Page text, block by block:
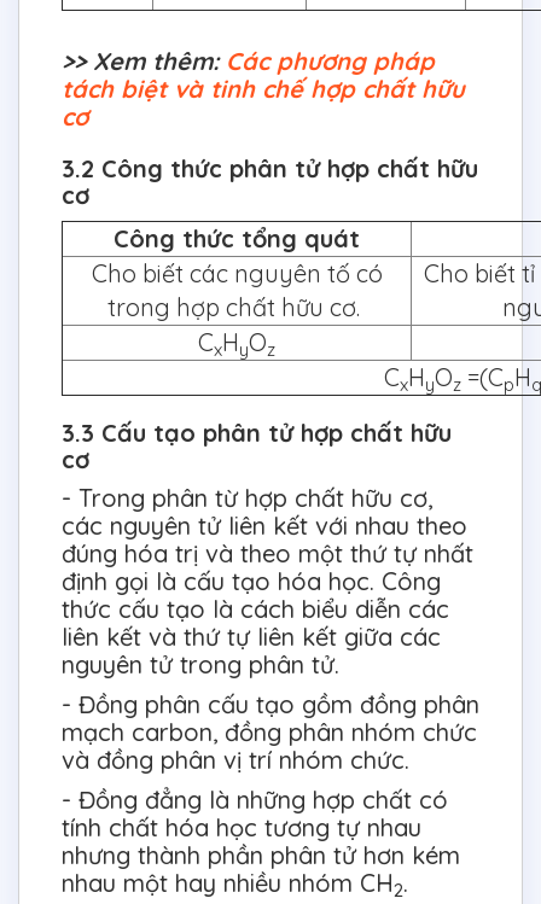
>> Xem thêm: Các phương pháp
tách biệt và tinh chế hợp chất hữu
cơ
3.2 Công thức phân tử hợp chất hữu
cơ
Công thức tổng quát
Cho biết các nguyên tố có
trong hợp chất hữu cơ.
Cho biết
CxHyOz
CxHyOz=(CpHq
3.3 Cấu tạo phân tử hợp chất hữu
cơ
- Trong phân từ hợp chất hữu cơ,
các nguyên tử liên kết với nhau theo
đúng hóa trị và theo một thứ tự nhất
định gọi là cấu tạo hóa học. Công
thức cấu tạo là cách biểu diễn các
liên kết và thứ tự liên kết giữa các
nguyên tử trong phân tử.
- Đồng phân cấu tạo gồm đồng phân
mạch carbon, đồng phân nhóm chức
và đồng phân vị trí nhóm chức.
- Đồng đẳng là những hợp chất có
tính chất hóa học tương tự nhau
nhưng thành phần phân tử hơn kém
nhau một hay nhiều nhóm CH2.